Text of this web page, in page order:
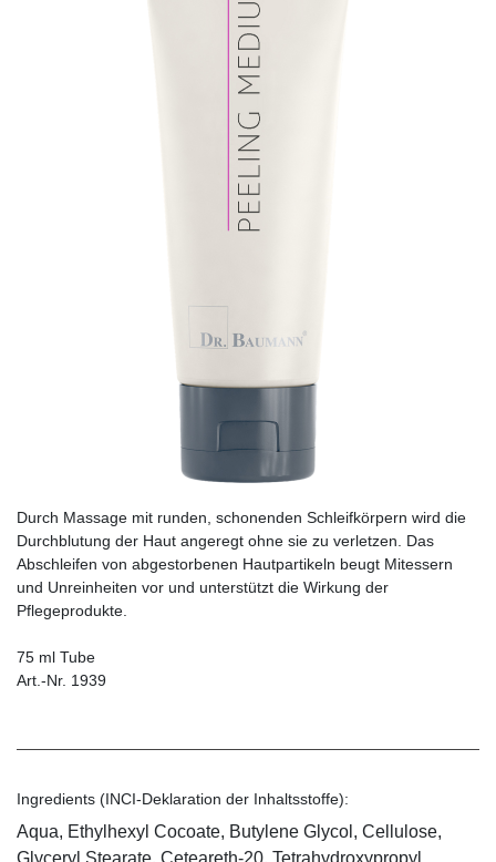
Durch Massage mit runden, schonenden Schleif­körpern wird die
Durchblutung der Haut angeregt ohne sie zu verletzen. Das
Abschleifen von abgestorbenen Hautpartikeln beugt Mitessern
und Unreinheiten vor und unterstützt die Wirkung der
Pflegeprodukte.
75 ml Tube
Art.-Nr. 1939
Ingredients (INCI-Deklaration der Inhaltsstoffe):
Aqua, Ethylhexyl Cocoate, Butylene Glycol, Cellulose,
Glyceryl Stearate, Ceteareth-20, Tetrahydroxypropyl